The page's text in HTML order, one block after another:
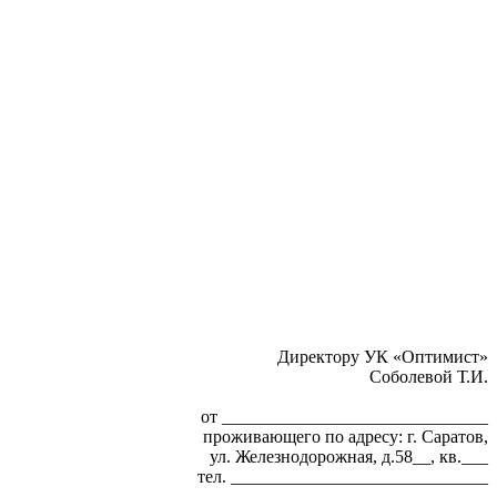
Директору УК «Оптимист»
Соболевой Т.И.
от ______________________________
проживающего по адресу: г. Саратов,
ул. Железнодорожная, д.58__, кв.___
тел. _____________________________